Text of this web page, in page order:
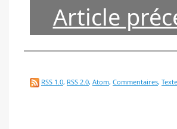
Article
RSS 1.0, RSS 2.0, Atom, Commentaires,